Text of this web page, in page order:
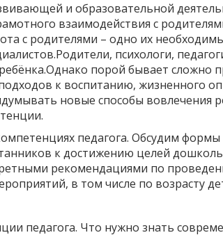
и образовательной
взаимодействия с
с родителями – одно их
психологи,
порой бывает сложно
к воспитанию, жизненного
новые способы вовлечения
педагога. Обсудим
к достижению целей
рекомендациями по
в том числе по возрасту
педагога. Что нужно знать